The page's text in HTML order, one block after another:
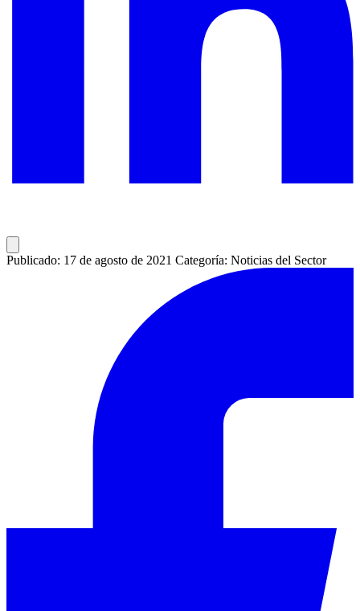
Publicado: 17 de agosto de 2021 Categoría: Noticias del Sector